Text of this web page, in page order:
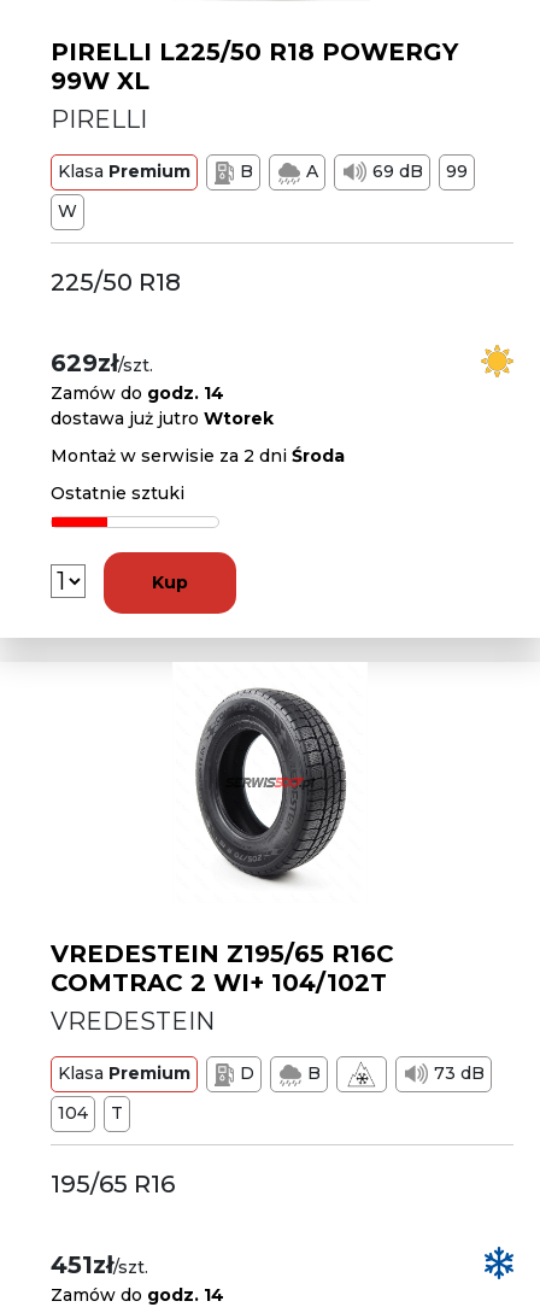
PIRELLI L225/50 R18 POWERGY
99W XL
PIRELLI
Klasa Premium B A 69 dB
99
W
225/50 R18
629zł/szt.
Zamów do godz. 14
dostawa już jutroWtorek
Montaż w serwisie za 2 dniŚroda
Ostatnie sztuki
Kup
VREDESTEIN Z195/65 R16C
COMTRAC 2 WI+ 104/102T
VREDESTEIN
Klasa Premium D B
73 dB
104
T
195/65 R16
451zł/szt.
Zamów do godz. 14